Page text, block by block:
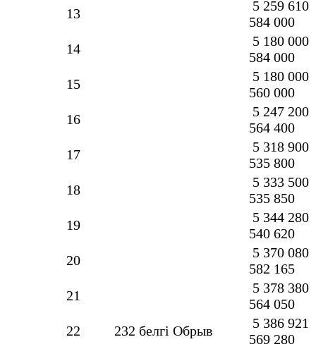
13
5 259 610
584 000
14
5 180 000
584 000
15
5 180 000
560 000
16
5 247 200
564 400
17
5 318 900
535 800
18
5 333 500
535 850
19
5 344 280
540 620
20
5 370 080
582 165
21
5 378 380
564 050
22
232 белгі Обрыв
5 386 921
569 280